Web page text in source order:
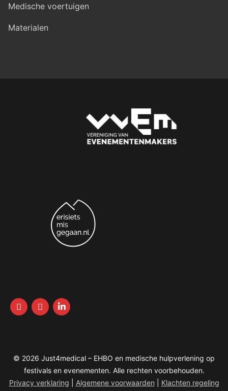
Medische voertuigen
Materialen
© 2026 Just4medical – EHBO en medische hulpverlening op
festivals en evenementen. Alle rechten voorbehouden.
Privacy verklaring
Algemene voorwaarden
Klachten regeling